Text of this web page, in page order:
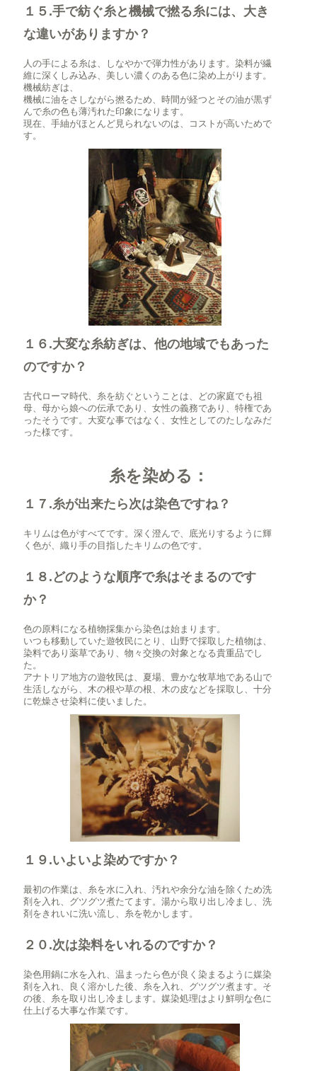
１５.手で紡ぐ糸と機械で撚る糸には、大き
な違いがありますか？
人の手による糸は、しなやかで弾力性があります。染料が繊
維に深くしみ込み、美しい濃くのある色に染め上がります。
機械紡ぎは、
機械に油をさしながら撚るため、時間が経つとその油が黒ず
んで糸の色も薄汚れた印象になります。
現在、手紬がほとんど見られないのは、コストが高いためで
す。
１６.大変な糸紡ぎは、他の地域でもあった
のですか？
古代ローマ時代、糸を紡ぐということは、どの家庭でも祖
母、母から娘への伝承であり、女性の義務であり、特権であ
ったそうです。大変な事ではなく、女性としてのたしなみだ
った様です。
糸を染める：
１７.糸が出来たら次は染色ですね？
キリムは色がすべてです。深く澄んで、底光りするように輝
く色が、織り手の目指したキリムの色です。
１８.どのような順序で糸はそまるのです
か？
色の原料になる植物採集から染色は始まります。
いつも移動していた遊牧民にとり、山野で採取した植物は、
染料であり薬草であり、物々交換の対象となる貴重品でし
た。
アナトリア地方の遊牧民は、夏場、豊かな牧草地である山で
生活しながら、木の根や草の根、木の皮などを採取し、十分
に乾燥させ染料に使いました。
１９.いよいよ染めですか？
最初の作業は、糸を水に入れ、汚れや余分な油を除くため洗
剤を入れ、グツグツ煮たてます。湯から取り出し冷まし、洗
剤をきれいに洗い流し、糸を乾かします。
２０.次は染料をいれるのですか？
染色用鍋に水を入れ、温まったら色が良く染まるように媒染
剤を入れ、良く溶かした後、糸を入れ、グツグツ煮ます。そ
の後、糸を取り出し冷まします。媒染処理はより鮮明な色に
仕上げる大事な作業です。